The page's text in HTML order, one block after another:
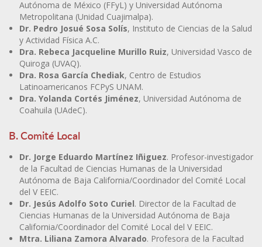
Autónoma de México (FFyL) y Universidad Autónoma
Metropolitana (Unidad Cuajimalpa).
Dr. Pedro Josué Sosa Solís, Instituto de Ciencias de la Salud
y Actividad Física A.C.
Dra. Rebeca Jacqueline Murillo Ruiz, Universidad Vasco de
Quiroga (UVAQ).
Dra. Rosa García Chediak, Centro de Estudios
Latinoamericanos FCPyS UNAM.
Dra. Yolanda Cortés Jiménez, Universidad Autónoma de
Coahuila (UAdeC).
B. Comité Local
Dr. Jorge Eduardo Martínez Iñiguez. Profesor-investigador
de la Facultad de Ciencias Humanas de la Universidad
Autónoma de Baja California/Coordinador del Comité Local
del V EEIC.
Dr. Jesús Adolfo Soto Curiel. Director de la Facultad de
Ciencias Humanas de la Universidad Autónoma de Baja
California/Coordinador del Comité Local del V EEIC.
Mtra. Liliana Zamora Alvarado. Profesora de la Facultad